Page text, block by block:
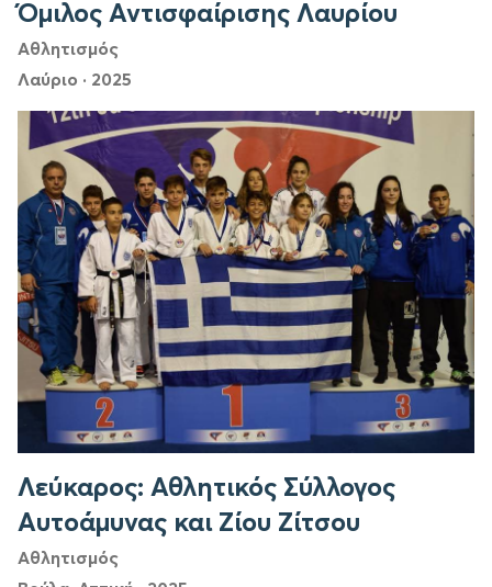
Όμιλος Αντισφαίρισης Λαυρίου
Αθλητισμός
Λαύριο · 2025
Λεύκαρος: Αθλητικός Σύλλογος
Αυτοάμυνας και Ζίου Ζίτσου
Αθλητισμός